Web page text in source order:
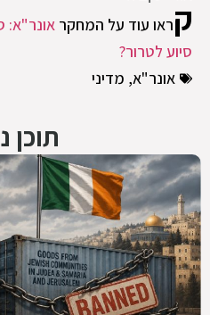
קראו עוד על המחקר אונר"א:
סיוע לטרור?
אונר"א, מדיני
תוכן